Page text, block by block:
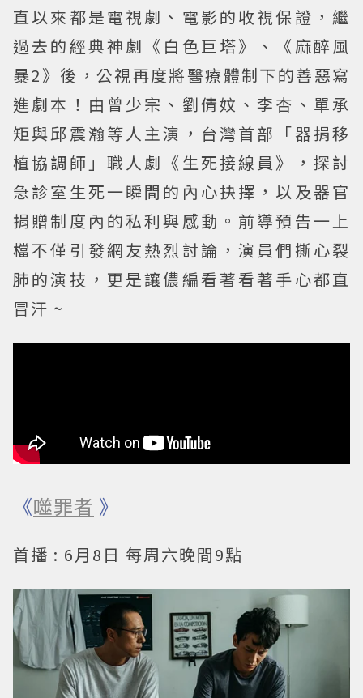
直以來都是電視劇、電影的收視保證，繼
過去的經典神劇《白色巨塔》、《麻醉風
暴2》後，公視再度將醫療體制下的善惡寫
進劇本！由曾少宗、劉倩妏、李杏、單承
矩與邱震瀚等人主演，台灣首部「器捐移
植協調師」職人劇《生死接線員》，探討
急診室生死一瞬間的內心抉擇，以及器官
捐贈制度內的私利與感動。前導預告一上
檔不僅引發網友熱烈討論，演員們撕心裂
肺的演技，更是讓儂編看著看著手心都直
冒汗 ~
《噬罪者 》
首播 : 6月8日 每周六晚間9點